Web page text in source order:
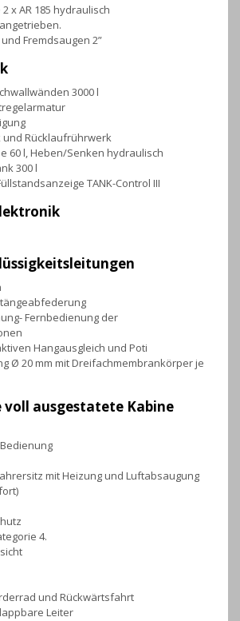
x AR 185 hydraulisch
Fremdsaugen 2”
3000 l
Rücklaufrührwerk
60 l, Heben/Senken hydraulisch
300 l
TANK-Control III
Fernbedienung der
Hangausgleich und Poti
Ø 20 mm mit Dreifachmembrankörper je
ausgestatete Kabine
mit Heizung und Luftabsaugung
4.
und Rückwärtsfahrt
Leiter